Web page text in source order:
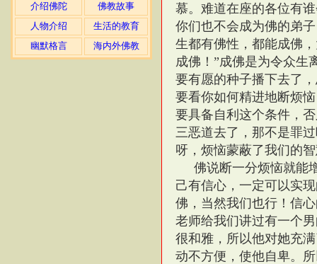
介绍佛陀
佛教故事
人物介绍
生活的教育
幽默格言
海内外佛教
慕。难道在座的各位有
你们也不会成为佛的弟
生都有佛性，都能成佛
成佛！”成佛是为令众生
要有愿的种子播下去了
要看你如何精进地断烦
要具备自利这个条件，
三恶道去了，那不是罪
呀，烦恼蒙蔽了我们的
佛说断一分烦恼就能
己有信心，一定可以实
佛，当然我们也行！信
老师给我们讲过有一个
很和雅，所以他对她充
动不方便，使他自卑。